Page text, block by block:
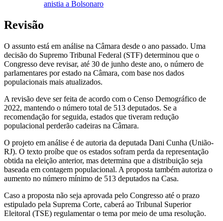
anistia a Bolsonaro
Revisão
O assunto está em análise na Câmara desde o ano passado. Uma
decisão do Supremo Tribunal Federal (STF) determinou que o
Congresso deve revisar, até 30 de junho deste ano, o número de
parlamentares por estado na Câmara, com base nos dados
populacionais mais atualizados.
A revisão deve ser feita de acordo com o Censo Demográfico de
2022, mantendo o número total de 513 deputados. Se a
recomendação for seguida, estados que tiveram redução
populacional perderão cadeiras na Câmara.
O projeto em análise é de autoria da deputada Dani Cunha (União-
RJ). O texto proíbe que os estados sofram perda da representação
obtida na eleição anterior, mas determina que a distribuição seja
baseada em contagem populacional. A proposta também autoriza o
aumento no número mínimo de 513 deputados na Casa.
Caso a proposta não seja aprovada pelo Congresso até o prazo
estipulado pela Suprema Corte, caberá ao Tribunal Superior
Eleitoral (TSE) regulamentar o tema por meio de uma resolução.